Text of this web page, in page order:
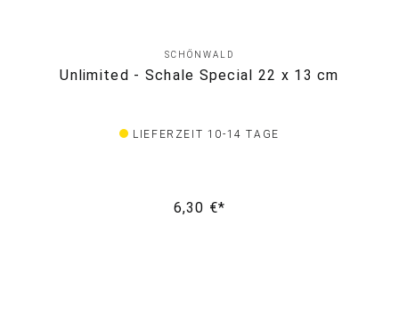
SCHÖNWALD
Unlimited - Schale Special 22 x 13 cm
LIEFERZEIT 10-14 TAGE
6,30 €*